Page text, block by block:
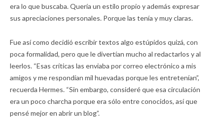
era lo que buscaba. Quería un estilo propio y además expresar
sus apreciaciones personales. Porque las tenía y muy claras.
Fue así como decidió escribir textos algo estúpidos quizá, con
poca formalidad, pero que le divertían mucho al redactarlos y al
leerlos. “Esas críticas las enviaba por correo electrónico a mis
amigos y me respondían mil huevadas porque les entretenían”,
recuerda Hermes. “Sin embargo, consideré que esa circulación
era un poco charcha porque era sólo entre conocidos, así que
pensé mejor en abrir un blog”.